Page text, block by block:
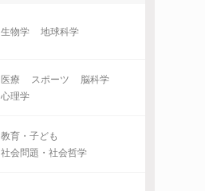
生物学 地球科学
医療 スポーツ
脳科学
心理学
教育・子ども
社会問題・社会哲学